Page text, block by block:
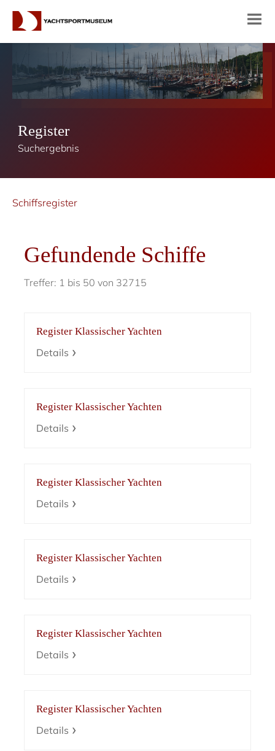
Register
Suchergebnis
Schiffsregister
Gefundende Schiffe
Treffer: 1 bis 50 von 32715
Register Klassischer Yachten
Details
Register Klassischer Yachten
Details
Register Klassischer Yachten
Details
Register Klassischer Yachten
Details
Register Klassischer Yachten
Details
Register Klassischer Yachten
Details